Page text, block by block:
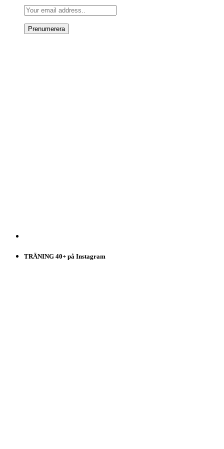
TRÄNING 40+ på Instagram